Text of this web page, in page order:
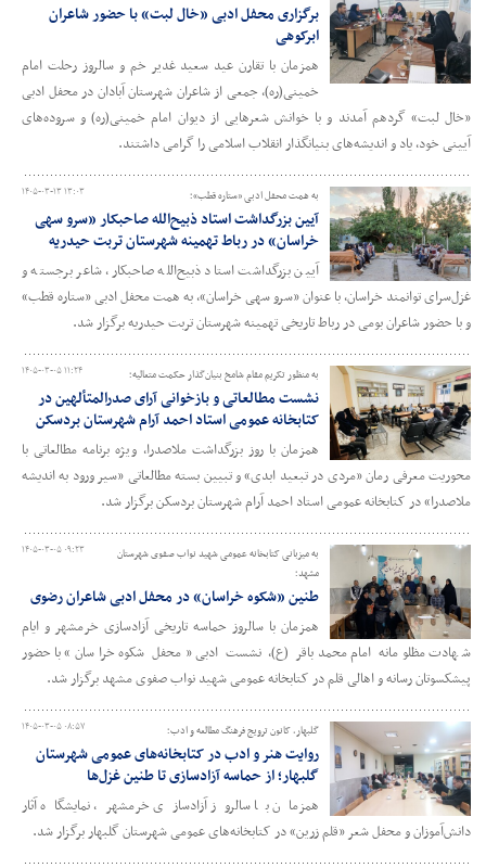
برگزاری محفل ادبی «خال لبت» با حضور شاعران
ابرکوهی
همزمان با تقارن عید سعید غدیر خم و سالروز رحلت امام
خمینی(ره)، جمعی از شاعران شهرستان آبادان در محفل ادبی
«خال لبت» گردهم آمدند و با خوانش شعرهایی از دیوان امام خمینی(ره) و سروده‌های
آیینی خود، یاد و اندیشه‌های بنیانگذار انقلاب اسلامی را گرامی داشتند.
۱۴۰۵-۰۳-۱۳ ۱۳:۰۳ به همت محفل ادبی «ستاره قطب»؛
آیین بزرگداشت استاد ذبیح‌الله صاحبکار «سرو سهی
خراسان» در رباط تهمینه شهرستان تربت حیدریه
آیین بزرگداشت استاد ذبیح‌الله صاحبکار، شاعر برجسته و
غزل‌سرای توانمند خراسان، با عنوان «سرو سهی خراسان»، به همت محفل ادبی «ستاره قطب»
و با حضور شاعران بومی در رباط تاریخی تهمینه شهرستان تربت حیدریه برگزار شد.
۱۴۰۵-۰۳-۰۵ ۱۱:۲۴ به منظور تکریم مقام شامخ بنیان‌گذار حکمت متعالیه؛
نشست مطالعاتی و بازخوانی آرای صدرالمتألهین در
کتابخانه عمومی استاد احمد آرام شهرستان بردسکن
همزمان با روز بزرگداشت ملاصدرا، ویژه برنامه مطالعاتی با
محوریت معرفی رمان «مردی در تبعید ابدی» و تبیین بسته مطالعاتی «سیر ورود به اندیشه
ملاصدرا» در کتابخانه عمومی استاد احمد آرام شهرستان بردسکن برگزار شد.
۱۴۰۵-۰۳-۰۵ ۰۹:۲۳
به میزبانی کتابخانه عمومی شهید نواب صفوی شهرستان
مشهد؛
طنین «شکوه خراسان» در محفل ادبی شاعران رضوی
همزمان با سالروز حماسه تاریخی آزادسازی خرمشهر و ایام
شهادت مظلومانه امام محمدباقر (ع)، نشست ادبی «محفل شکوه خراسان» با حضور
پیشکسوتان رسانه و اهالی قلم در کتابخانه عمومی شهید نواب صفوی مشهد برگزار شد.
۱۴۰۵-۰۳-۰۵ ۰۸:۵۷ گلبهار، کانون ترویج فرهنگ مطالعه و ادب؛
روایت هنر و ادب در کتابخانه‌های عمومی شهرستان
گلبهار؛ از حماسه آزادسازی تا طنین غزل‌ها
همزمان با سالروز آزادسازی خرمشهر، نمایشگاه آثار
دانش‌آموزان و محفل شعر «قلم زرین» در کتابخانه‌های عمومی شهرستان گلبهار برگزار شد.